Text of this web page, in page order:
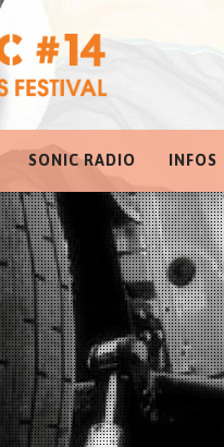
SONIC RADIO INFOS